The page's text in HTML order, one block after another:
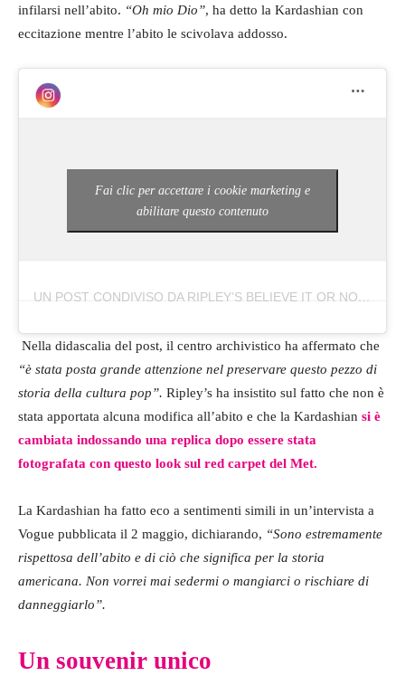
infilarsi nell’abito. “Oh mio Dio”, ha detto la Kardashian con
eccitazione mentre l’abito le scivolava addosso.
UN POST CONDIVISO DA RIPLEY’S BELIEVE IT OR NOT! (@RIPLEYSBELIEVEITORNOT)
Fai clic per accettare i cookie marketing e
abilitare questo contenuto
Nella didascalia del post, il centro archivistico ha affermato che
“è stata posta grande attenzione nel preservare questo pezzo di
storia della cultura pop”. Ripley’s ha insistito sul fatto che non è
stata apportata alcuna modifica all’abito e che la Kardashian si è
cambiata indossando una replica dopo essere stata
fotografata con questo look sul red carpet del Met.
La Kardashian ha fatto eco a sentimenti simili in un’intervista a
Vogue pubblicata il 2 maggio, dichiarando, “Sono estremamente
rispettosa dell’abito e di ciò che significa per la storia
americana. Non vorrei mai sedermi o mangiarci o rischiare di
danneggiarlo”.
Un souvenir unico